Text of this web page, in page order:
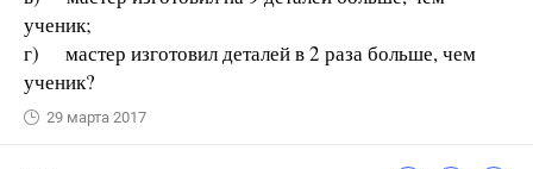
ученик;
г) мастер изготовил деталей в 2 раза больше, чем
ученик?
29 марта 2017